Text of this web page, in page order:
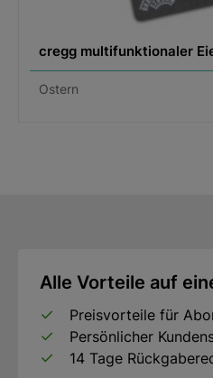
cregg multifunktionaler
Ostern
Alle Vorteile auf
Preisvorteile für
Persönlicher
14 Tage